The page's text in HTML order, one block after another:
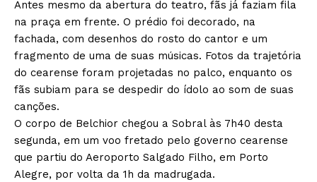
Antes mesmo da abertura do teatro, fãs já faziam fila
na praça em frente. O prédio foi decorado, na
fachada, com desenhos do rosto do cantor e um
fragmento de uma de suas músicas. Fotos da trajetória
do cearense foram projetadas no palco, enquanto os
fãs subiam para se despedir do ídolo ao som de suas
canções.
O corpo de Belchior chegou a Sobral às 7h40 desta
segunda, em um voo fretado pelo governo cearense
que partiu do Aeroporto Salgado Filho, em Porto
Alegre, por volta da 1h da madrugada.